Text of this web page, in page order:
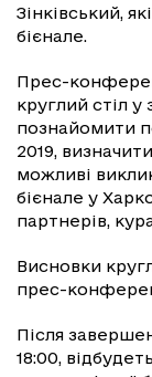
Зінківський,
бієнале.
Прес-
круглий стіл
познайомити
2019,
можливі
бієнале у
партнерів,
Висновки
прес-
Після
18:00,